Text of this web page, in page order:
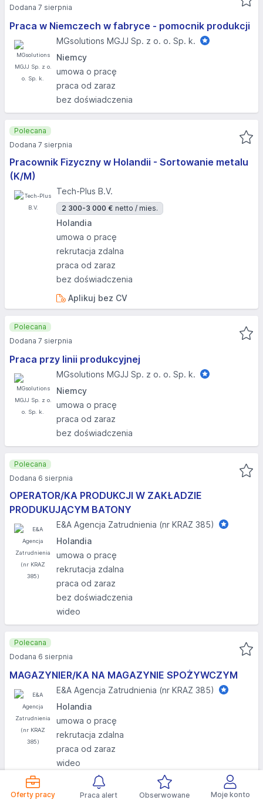
Oferty pracy Praca alert Obserwowane Moje konto
Praca w Niemczech w fabryce - pomocnik produkcji
MGsolutions MGJJ Sp. z o. o. Sp. k.
Niemcy
umowa o pracę
praca od zaraz
bez doświadczenia
Dodana 7 sierpnia
Pracownik Fizyczny w Holandii - Sortowanie metalu
(K/M)
Tech-Plus B.V.
2 300-3 000 € netto / mies.
Holandia
umowa o pracę
rekrutacja zdalna
praca od zaraz
bez doświadczenia
Aplikuj bez CV
Polecana
Dodana 7 sierpnia
Praca przy linii produkcyjnej
MGsolutions MGJJ Sp. z o. o. Sp. k.
Niemcy
umowa o pracę
praca od zaraz
bez doświadczenia
Polecana
Dodana 7 sierpnia
OPERATOR/KA PRODUKCJI W ZAKŁADZIE
PRODUKUJĄCYM BATONY
E&A Agencja Zatrudnienia (nr KRAZ 385)
Holandia
umowa o pracę
rekrutacja zdalna
praca od zaraz
bez doświadczenia
wideo
Polecana
Dodana 6 sierpnia
MAGAZYNIER/KA NA MAGAZYNIE SPOŻYWCZYM
E&A Agencja Zatrudnienia (nr KRAZ 385)
Holandia
umowa o pracę
rekrutacja zdalna
praca od zaraz
wideo
Polecana
Dodana 6 sierpnia
Polecana